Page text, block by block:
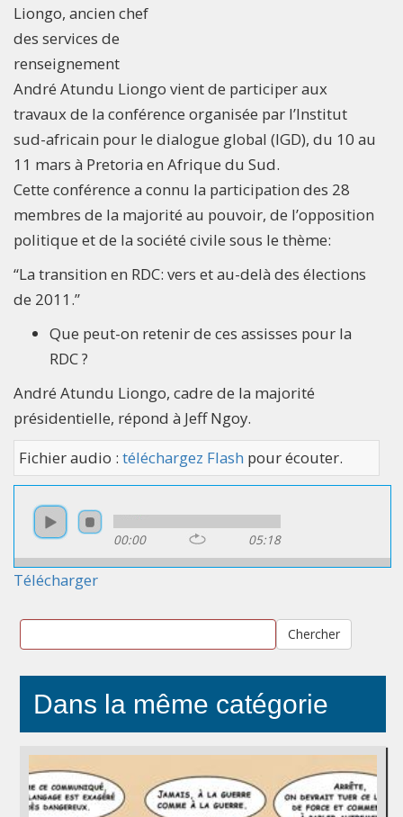
Liongo, ancien chef
des services de
renseignement
André Atundu Liongo vient de participer aux
travaux de la conférence organisée par l’Institut
sud-africain pour le dialogue global (IGD), du 10 au
11 mars à Pretoria en Afrique du Sud.
Cette conférence a connu la participation des 28
membres de la majorité au pouvoir, de l’opposition
politique et de la société civile sous le thème:
“La transition en RDC: vers et au-delà des élections
de 2011.”
Que peut-on retenir de ces assisses pour la
RDC ?
André Atundu Liongo, cadre de la majorité
présidentielle, répond à Jeff Ngoy.
Fichier audio : téléchargez Flash pour écouter.
00:00 05:18
Télécharger
Chercher
Dans la même catégorie